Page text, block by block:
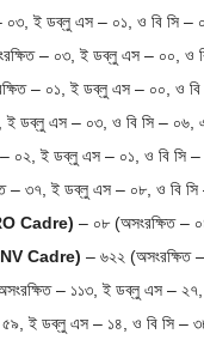
০৩, ই ডব্লু এস – ০১, ও বি সি –
– ০৩, ই ডব্লু এস – ০০, ও
– ০১, ই ডব্লু এস – ০০, ও
ই ডব্লু এস – ০৩, ও বি সি – ০৬,
– ০২, ই ডব্লু এস – ০১, ও বি সি
– ৩৭, ই ডব্লু এস – ০৮, ও বি
(RO Cadre) – ০৮ (অসংরক্ষিত –
(JNV Cadre) – ৬২২ (অসংরক্ষিত
– ১১৩, ই ডব্লু এস –
ই ডব্লু এস – ১৪, ও বি সি –